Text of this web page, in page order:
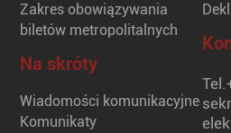
Zakres obowiązywania
biletów metropolitalnych
Na skróty
Wiadomości komunikacyjne
Komunikaty
Tel.